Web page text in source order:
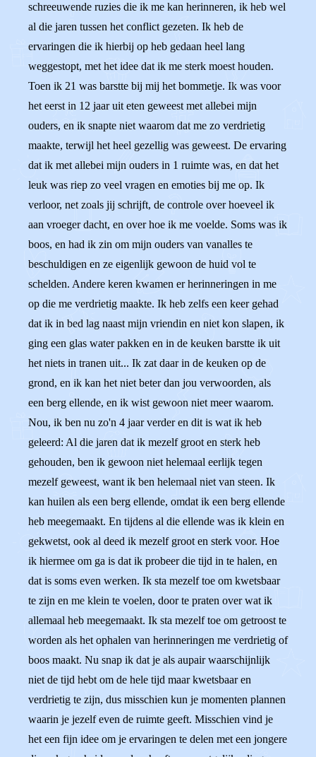
schreeuwende ruzies die ik me kan herinneren, ik heb wel
al die jaren tussen het conflict gezeten. Ik heb de
ervaringen die ik hierbij op heb gedaan heel lang
weggestopt, met het idee dat ik me sterk moest houden.
Toen ik 21 was barstte bij mij het bommetje. Ik was voor
het eerst in 12 jaar uit eten geweest met allebei mijn
ouders, en ik snapte niet waarom dat me zo verdrietig
maakte, terwijl het heel gezellig was geweest. De ervaring
dat ik met allebei mijn ouders in 1 ruimte was, en dat het
leuk was riep zo veel vragen en emoties bij me op. Ik
verloor, net zoals jij schrijft, de controle over hoeveel ik
aan vroeger dacht, en over hoe ik me voelde. Soms was ik
boos, en had ik zin om mijn ouders van vanalles te
beschuldigen en ze eigenlijk gewoon de huid vol te
schelden. Andere keren kwamen er herinneringen in me
op die me verdrietig maakte. Ik heb zelfs een keer gehad
dat ik in bed lag naast mijn vriendin en niet kon slapen, ik
ging een glas water pakken en in de keuken barstte ik uit
het niets in tranen uit... Ik zat daar in de keuken op de
grond, en ik kan het niet beter dan jou verwoorden, als
een berg ellende, en ik wist gewoon niet meer waarom.
Nou, ik ben nu zo'n 4 jaar verder en dit is wat ik heb
geleerd: Al die jaren dat ik mezelf groot en sterk heb
gehouden, ben ik gewoon niet helemaal eerlijk tegen
mezelf geweest, want ik ben helemaal niet van steen. Ik
kan huilen als een berg ellende, omdat ik een berg ellende
heb meegemaakt. En tijdens al die ellende was ik klein en
gekwetst, ook al deed ik mezelf groot en sterk voor. Hoe
ik hiermee om ga is dat ik probeer die tijd in te halen, en
dat is soms even werken. Ik sta mezelf toe om kwetsbaar
te zijn en me klein te voelen, door te praten over wat ik
allemaal heb meegemaakt. Ik sta mezelf toe om getroost te
worden als het ophalen van herinneringen me verdrietig of
boos maakt. Nu snap ik dat je als aupair waarschijnlijk
niet de tijd hebt om de hele tijd maar kwetsbaar en
verdrietig te zijn, dus misschien kun je momenten plannen
waarin je jezelf even de ruimte geeft. Misschien vind je
het een fijn idee om je ervaringen te delen met een jongere